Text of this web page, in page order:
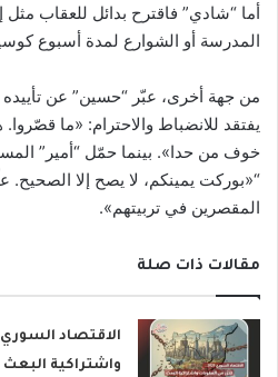
أما “شادي” فاقترح بدائل للعقاب
المدرسة أو الشوارع لمدة أسبوع
من جهة أخرى، عبّر “حسين” عن تأييده
يفتقد للانضباط والاحترام: «ما قصّروا.
خوف من حدا». بينما حمّل “أمير”
“«بوركت يمينكم، لا يصح إلا الصحيح.
المقصرين في تربيتهم».
مقالات ذات صلة
واشتراكية البعث